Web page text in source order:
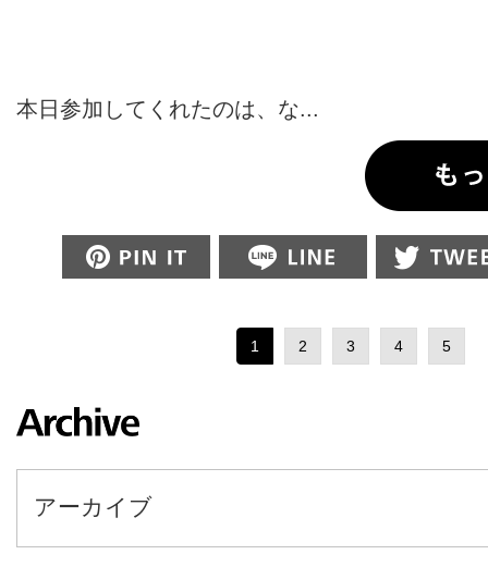
本日参加してくれたのは、な...
Pin this
1 2 3 4 5
アーカイブ